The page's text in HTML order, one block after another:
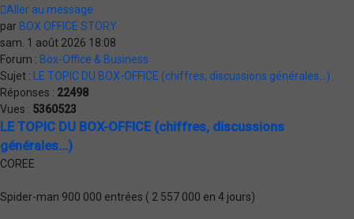
Aller au message
par BOX OFFICE STORY
sam. 1 août 2026 18:08
Forum : Box-Office & Business
Sujet :
LE TOPIC DU BOX-OFFICE (chiffres, discussions générales...)
Réponses : 22498
Vues : 5360523
LE TOPIC DU BOX-OFFICE (chiffres, discussions
générales...)
COREE
Spider-man 900 000 entrées ( 2 557 000 en 4 jours)